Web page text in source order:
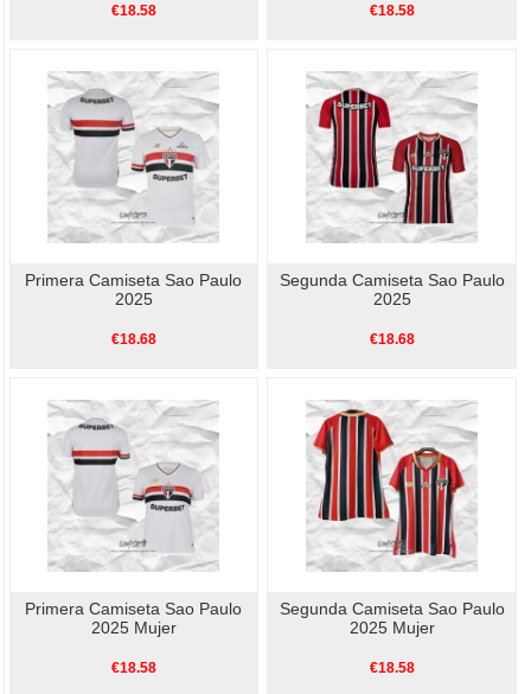
€18.58 €18.58
Primera Camiseta Sao Paulo
2025
€18.68
Segunda Camiseta Sao Paulo
2025
€18.68
Primera Camiseta Sao Paulo
2025 Mujer
€18.58
Segunda Camiseta Sao Paulo
2025 Mujer
€18.58